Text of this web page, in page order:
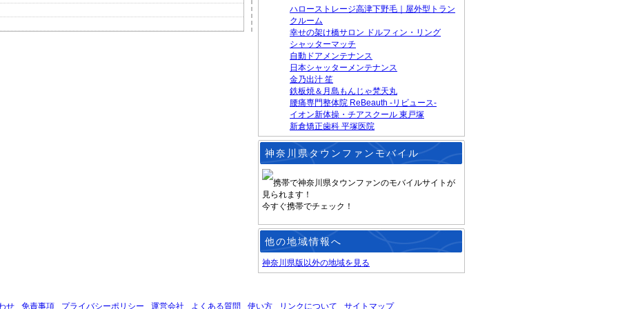
ハローストレージ高津下野毛｜屋外型トラン
クルーム
幸せの架け橋サロン ドルフィン・リング
シャッターマッチ
自動ドアメンテナンス
日本シャッターメンテナンス
金乃出汁 笙
鉄板焼＆月島もんじゃ梵天丸
腰痛専門整体院 ReBeauth -リビュース-
イオン新体操・チアスクール 東戸塚
新倉矯正歯科 平塚医院
神奈川県タウンファンモバイル
携帯で神奈川県タウンファンのモバイルサイトが
見られます！
今すぐ携帯でチェック！
他の地域情報へ
神奈川県版以外の地域を見る
せ 免責事項 プライバシーポリシー 運営会社 よくある質問 使い方 リンクについて サイトマップ